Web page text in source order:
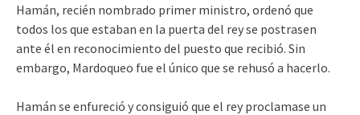
Hamán, recién nombrado primer ministro, ordenó que
todos los que estaban en la puerta del rey se postrasen
ante él en reconocimiento del puesto que recibió. Sin
embargo, Mardoqueo fue el único que se rehusó a hacerlo.
Hamán se enfureció y consiguió que el rey proclamase un